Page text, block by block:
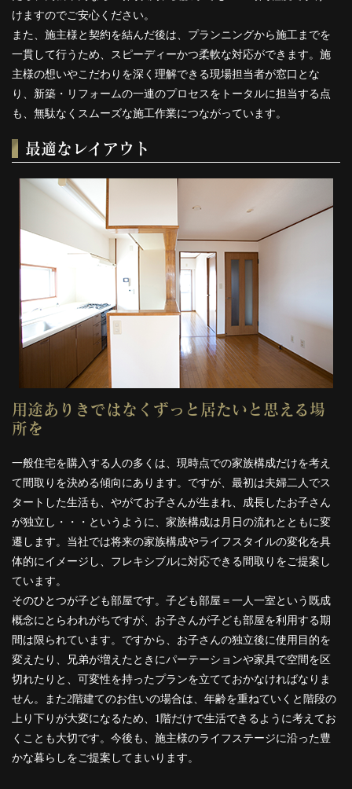
けますのでご安心ください。
また、施主様と契約を結んだ後は、プランニングから施工までを
一貫して行うため、スピーディーかつ柔軟な対応ができます。施
主様の想いやこだわりを深く理解できる現場担当者が窓口とな
り、新築・リフォームの一連のプロセスをトータルに担当する点
も、無駄なくスムーズな施工作業につながっています。
最適なレイアウト
用途ありきではなくずっと居たいと思える場
所を
一般住宅を購入する人の多くは、現時点での家族構成だけを考え
て間取りを決める傾向にあります。ですが、最初は夫婦二人でス
タートした生活も、やがてお子さんが生まれ、成長したお子さん
が独立し・・・というように、家族構成は月日の流れとともに変
遷します。当社では将来の家族構成やライフスタイルの変化を具
体的にイメージし、フレキシブルに対応できる間取りをご提案し
ています。
そのひとつが子ども部屋です。子ども部屋＝一人一室という既成
概念にとらわれがちですが、お子さんが子ども部屋を利用する期
間は限られています。ですから、お子さんの独立後に使用目的を
変えたり、兄弟が増えたときにパーテーションや家具で空間を区
切れたりと、可変性を持ったプランを立てておかなければなりま
せん。また2階建てのお住いの場合は、年齢を重ねていくと階段の
上り下りが大変になるため、1階だけで生活できるように考えてお
くことも大切です。今後も、施主様のライフステージに沿った豊
かな暮らしをご提案してまいります。